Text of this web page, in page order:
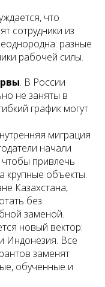
что
сотрудники из
разные
рабочей силы.
. В России
не заняты в
график могут
миграция
начали
чтобы привлечь
крупные объекты.
Казахстана,
без
заменой.
новый вектор:
Индонезия. Все
заменят
обученные и